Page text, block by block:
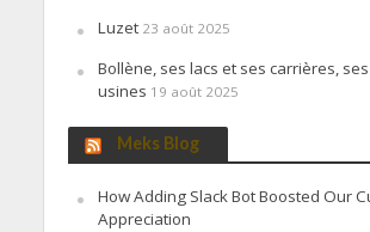
Luzet 23 août 2025
Bollène, ses lacs et ses carrières,
usines 19 août 2025
Meks Blog
How Adding Slack Bot Boosted Our
Appreciation